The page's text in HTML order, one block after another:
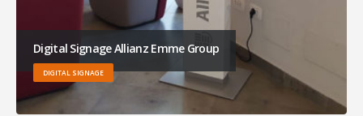
Digital Signage Allianz Emme Group
DIGITAL SIGNAGE